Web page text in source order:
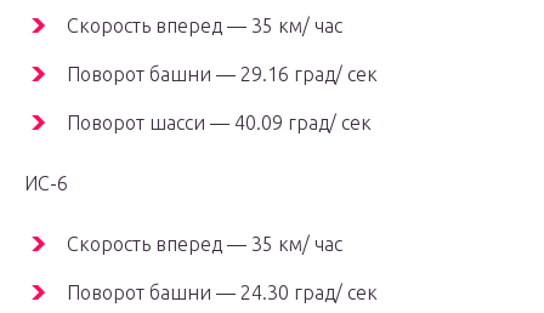
Скорость вперед — 35 км/ час
Поворот башни — 29.16 град/ сек
Поворот шасси — 40.09 град/ сек
ИС-6
Скорость вперед — 35 км/ час
Поворот башни — 24.30 град/ сек